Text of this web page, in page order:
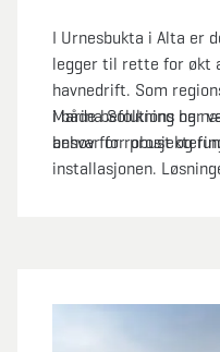
I Urnesbukta i Alta er
legger til rette for økt
havnedrift. Som
i både befolkning og
behov for robust og
Marina Solutions har
ansvar for
installasjonen.
hele 25 x 3,4 meter i